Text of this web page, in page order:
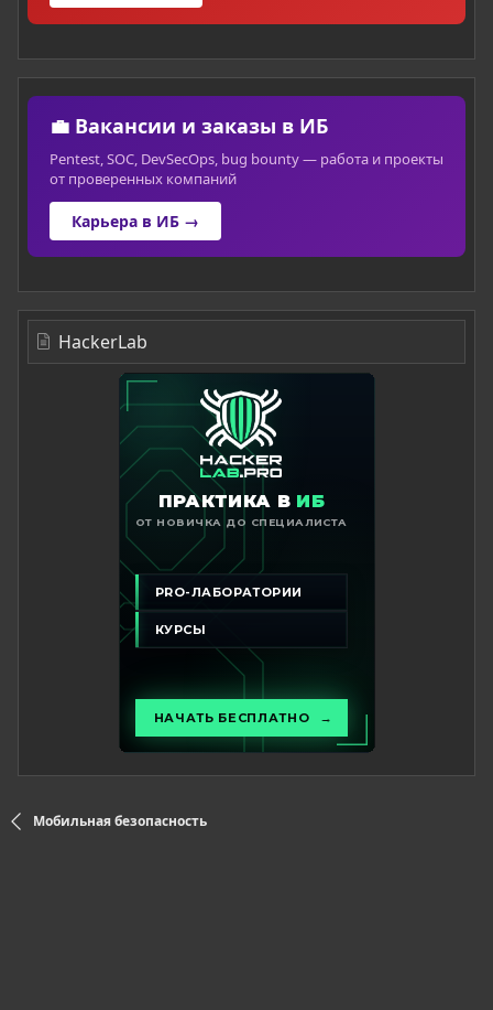
💼 Вакансии и заказы в ИБ
Pentest, SOC, DevSecOps, bug bounty — работа и проекты
от проверенных компаний
Карьера в ИБ →
HackerLab
Мобильная безопасность